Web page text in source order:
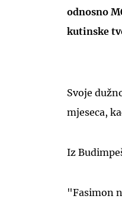
odnosno
kutinske
Svoje
mjeseca,
Iz
"Fasimon